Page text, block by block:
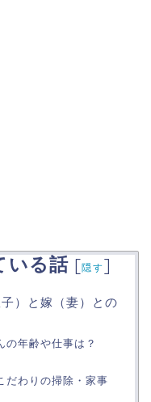
いる話 [隠す]
）と嫁（妻）との
の年齢や仕事は？
だわりの掃除・家事